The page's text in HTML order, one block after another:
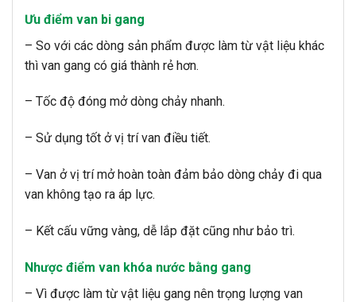
Ưu điểm van bi gang
– So với các dòng sản phẩm được làm từ vật liệu khác
thì van gang có giá thành rẻ hơn.
– Tốc độ đóng mở dòng chảy nhanh.
– Sử dụng tốt ở vị trí van điều tiết.
– Van ở vị trí mở hoàn toàn đảm bảo dòng chảy đi qua
van không tạo ra áp lực.
– Kết cấu vững vàng, dễ lắp đặt cũng như bảo trì.
Nhược điểm van khóa nước bằng gang
– Vì được làm từ vật liệu gang nên trọng lượng van